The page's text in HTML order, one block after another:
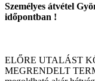
Személyes átvétel
időpontban !
ELŐRE UTALÁST
MEGRENDELT